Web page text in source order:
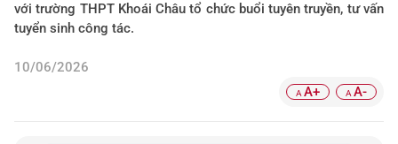
với trường THPT Khoái Châu tổ chức buổi tuyên truyền, tư vấn
tuyển sinh công tác.
10/06/2026
A A+ A A-